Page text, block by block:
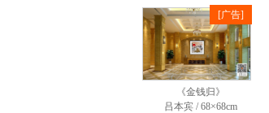
[广告]
《金钱归》
吕本宾 / 68×68cm